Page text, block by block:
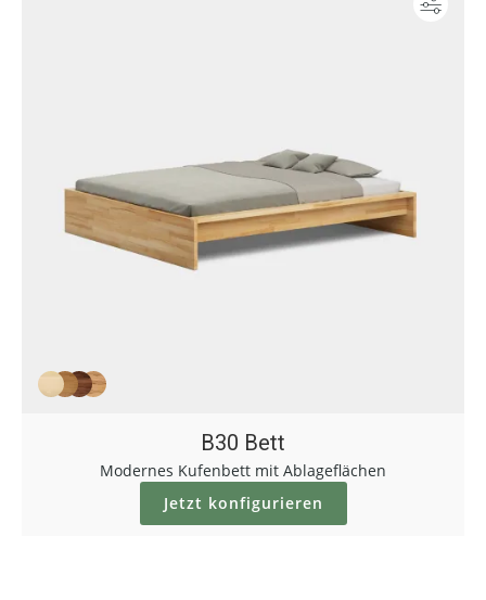
B30 Bett
Modernes Kufenbett mit Ablageflächen
Jetzt konfigurieren